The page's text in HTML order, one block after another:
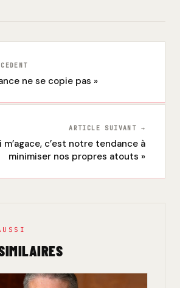
ne se copie pas »
ARTICLE SUIVANT →
m’agace, c’est notre tendance à
minimiser nos propres atouts »